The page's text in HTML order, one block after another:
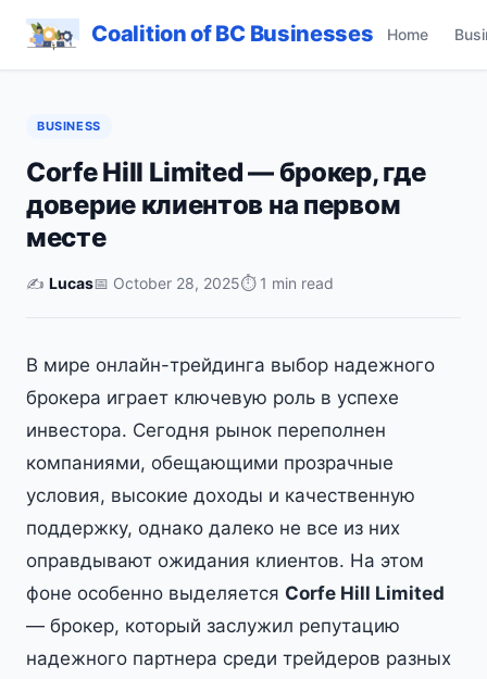
Coalition of BC Businesses Home
BUSINESS
Corfe Hill Limited — брокер, где
доверие клиентов на первом
месте
✍️ Lucas📅 October 28, 2025⏱ 1 min read
В мире онлайн-трейдинга выбор надежного
брокера играет ключевую роль в успехе
инвестора. Сегодня рынок переполнен
компаниями, обещающими прозрачные
условия, высокие доходы и качественную
поддержку, однако далеко не все из них
оправдывают ожидания клиентов. На этом
фоне особенно выделяется Corfe Hill Limited
— брокер, который заслужил репутацию
надежного партнера среди трейдеров разных